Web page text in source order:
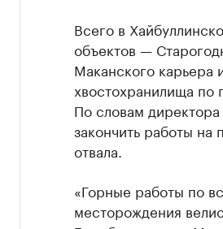
Всего в
объектов —
Маканского карьера
хвостохранилища по
По словам
закончить работы на
отвала.
«Горные работы по
месторождения